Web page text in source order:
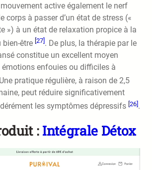
active également le nerf
corps à passer d’un état de stress («
») à un état de relaxation propice à la
être [27]. De plus, la thérapie par le
constitue un excellent moyen
émotions enfouies ou difficiles à
pratique régulière, à raison de 2,5
peut réduire significativement
les symptômes dépressifs [26].
: Intégrale Détox